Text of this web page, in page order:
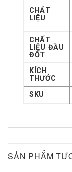
CHẤT
LIỆU
CHẤT
LIỆU ĐẦU
ĐỐT
KÍCH
THƯỚC
SKU
SẢN PHẨM